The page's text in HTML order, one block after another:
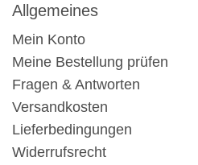
Allgemeines
Mein Konto
Meine Bestellung prüfen
Fragen & Antworten
Versandkosten
Lieferbedingungen
Widerrufsrecht